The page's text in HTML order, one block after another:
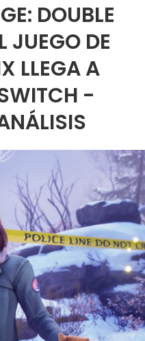
DOUBLE
JUEGO DE
LLEGA A
-